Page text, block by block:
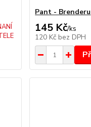
Pant -
145 Kč/ks
120 Kč bez DPH